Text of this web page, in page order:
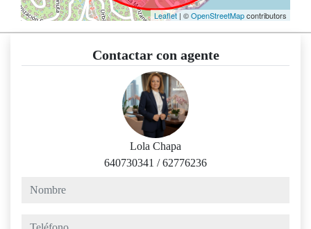
Leaflet| ©OpenStreetMapcontributors
Contactar con agente
Lola Chapa
640730341 /62776236
nombre
teléfono